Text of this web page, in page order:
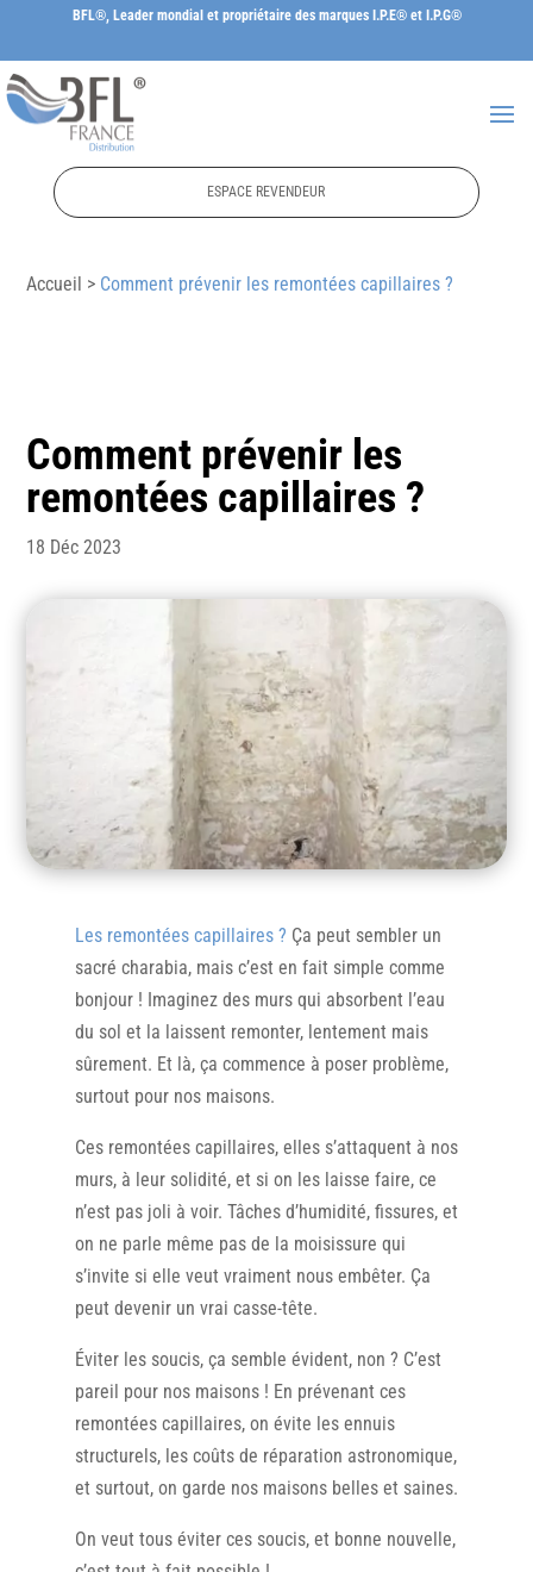
BFL®, Leader mondial et propriétaire des marques I.P.E® et I.P.G®
ESPACE REVENDEUR
Accueil > Comment prévenir les remontées capillaires ?
Comment prévenir les
remontées capillaires ?
18 Déc 2023
Les remontées capillaires ? Ça peut sembler un
sacré charabia, mais c’est en fait simple comme
bonjour ! Imaginez des murs qui absorbent l’eau
du sol et la laissent remonter, lentement mais
sûrement. Et là, ça commence à poser problème,
surtout pour nos maisons.
Ces remontées capillaires, elles s’attaquent à nos
murs, à leur solidité, et si on les laisse faire, ce
n’est pas joli à voir. Tâches d’humidité, fissures, et
on ne parle même pas de la moisissure qui
s’invite si elle veut vraiment nous embêter. Ça
peut devenir un vrai casse-tête.
Éviter les soucis, ça semble évident, non ? C’est
pareil pour nos maisons ! En prévenant ces
remontées capillaires, on évite les ennuis
structurels, les coûts de réparation astronomique,
et surtout, on garde nos maisons belles et saines.
On veut tous éviter ces soucis, et bonne nouvelle,